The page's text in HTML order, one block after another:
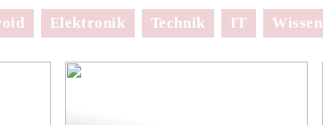
Elektronik Technik IT Wissen